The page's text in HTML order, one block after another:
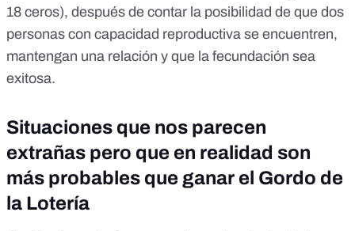
18 ceros), después de contar la posibilidad de que dos
personas con capacidad reproductiva se encuentren,
mantengan una relación y que la fecundación sea
exitosa.
Situaciones que nos parecen
extrañas pero que en realidad son
más probables que ganar el Gordo de
la Lotería